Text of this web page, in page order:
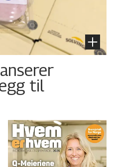
til